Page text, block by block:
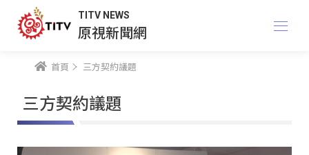
TITV NEWS
原視新聞網
首頁 三方契約議題
三方契約議題